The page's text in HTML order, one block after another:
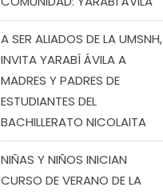
A SER ALIADOS DE LA UMSNH,
INVITA YARABÍ ÁVILA A
MADRES Y PADRES DE
ESTUDIANTES DEL
BACHILLERATO NICOLAITA
NIÑAS Y NIÑOS INICIAN
CURSO DE VERANO DE LA